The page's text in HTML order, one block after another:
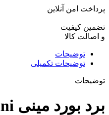
پرداخت امن آنلاین
تضمین کیفیت
و اصالت کالا
توضیحات
توضیحات تکمیلی
توضیحات
برد بورد مینی Mini مدل Z2